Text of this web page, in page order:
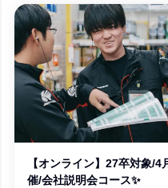
【オンライン】27卒対象/4
催/会社説明会コース✨